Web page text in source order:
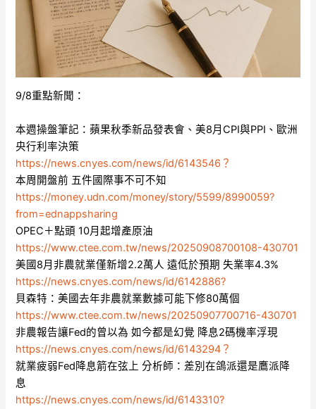
9/8重點新聞：
本週操盤筆記：蘋果秋季新品發表會、美8月CPI與PPI、歐洲
央行利率決策
https://news.cnyes.com/news/id/6143546？
本周開盤前 五件國際事不可不知
https://money.udn.com/money/story/5599/8990059?
from=ednappsharing
OPEC＋點頭 10月起增產原油
https://www.ctee.com.tw/news/20250908700108-430701
美國8月非農就業僅新增2.2萬人 遠低於預期 失業率4.3%
https://news.cnyes.com/news/id/6142886?
貝森特：美國去年非農就業數據可能下修80萬個
https://www.ctee.com.tw/news/20250907700716-430701
非農報告讓Fed的曾以為 如今都是幻覺 降息2碼機率浮現
https://news.cnyes.com/news/id/6143294？
就業疲弱Fed降息箭在弦上 分析師：差別在鴿派還是鷹派降
息
https://news.cnyes.com/news/id/6143310?